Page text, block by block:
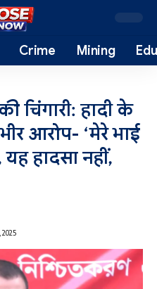
Crime Mining
चिंगारी: हादी के
आरोप- ‘मेरे भाई
हादसा नहीं,
2025